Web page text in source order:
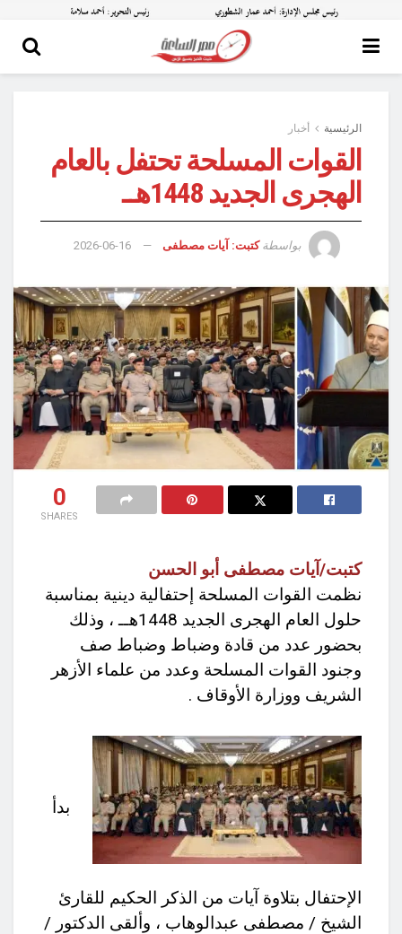
الرئيسية أخبار
القوات المسلحة تحتفل بالعام
الهجرى الجديد 1448هــ
بواسطة كتبت: آيات مصطفى 2026-06-16
0
SHARES
كتبت/آيات مصطفى أبو الحسن
نظمت القوات المسلحة إحتفالية دينية بمناسبة
حلول العام الهجرى الجديد 1448هــ ، وذلك
بحضور عدد من قادة وضباط وضباط صف
وجنود القوات المسلحة وعدد من علماء الأزهر
الشريف ووزارة الأوقاف .
بدأ
الإحتفال بتلاوة آيات من الذكر الحكيم للقارئ
الشيخ / مصطفى عبدالوهاب ، وألقى الدكتور /